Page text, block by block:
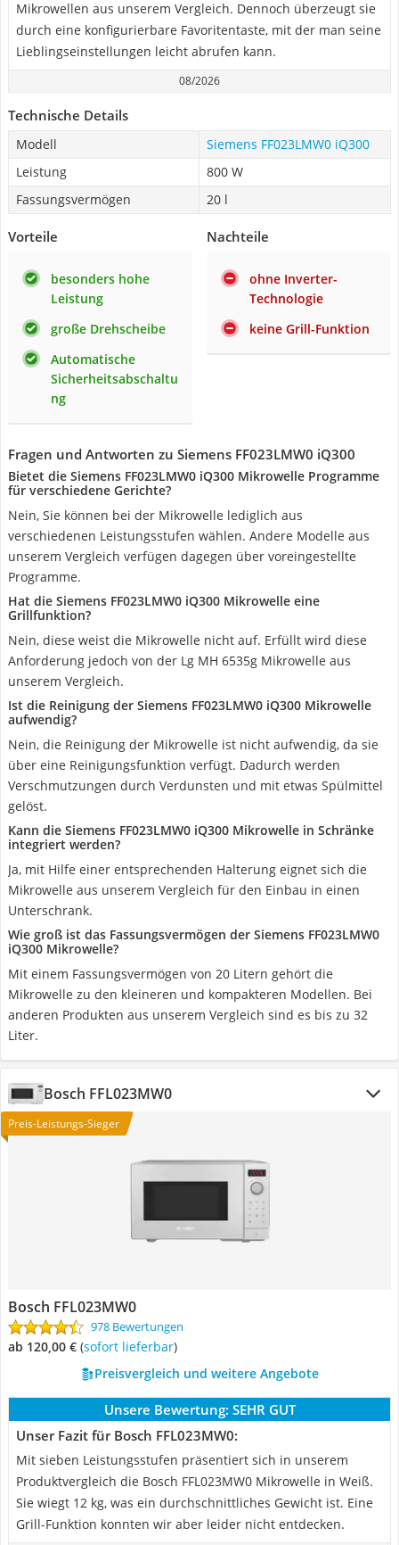
Mikrowellen aus unserem Vergleich. Dennoch überzeugt sie
durch eine konfigurierbare Favoritentaste, mit der man seine
Lieblingseinstellungen leicht abrufen kann.
08/2026
Technische Details
Modell
Siemens FF023LMW0 iQ300
Leistung
800 W
Fassungsvermögen
20 l
Vorteile
besonders hohe
Leistung
große Drehscheibe
Automatische
Sicherheitsabschaltu
ng
Nachteile
ohne Inverter-
Technologie
keine Grill-Funktion
Fragen und Antworten zu Siemens FF023LMW0 iQ300
Bietet die Siemens FF023LMW0 iQ300 Mikrowelle Programme
für verschiedene Gerichte?
Nein, Sie können bei der Mikrowelle lediglich aus
verschiedenen Leistungsstufen wählen. Andere Modelle aus
unserem Vergleich verfügen dagegen über voreingestellte
Programme.
Hat die Siemens FF023LMW0 iQ300 Mikrowelle eine
Grillfunktion?
Nein, diese weist die Mikrowelle nicht auf. Erfüllt wird diese
Anforderung jedoch von der Lg MH 6535g Mikrowelle aus
unserem Vergleich.
Ist die Reinigung der Siemens FF023LMW0 iQ300 Mikrowelle
aufwendig?
Nein, die Reinigung der Mikrowelle ist nicht aufwendig, da sie
über eine Reinigungsfunktion verfügt. Dadurch werden
Verschmutzungen durch Verdunsten und mit etwas Spülmittel
gelöst.
Kann die Siemens FF023LMW0 iQ300 Mikrowelle in Schränke
integriert werden?
Ja, mit Hilfe einer entsprechenden Halterung eignet sich die
Mikrowelle aus unserem Vergleich für den Einbau in einen
Unterschrank.
Wie groß ist das Fassungsvermögen der Siemens FF023LMW0
iQ300 Mikrowelle?
Mit einem Fassungsvermögen von 20 Litern gehört die
Mikrowelle zu den kleineren und kompakteren Modellen. Bei
anderen Produkten aus unserem Vergleich sind es bis zu 32
Liter.
Bosch FFL023MW0
Preis-Leistungs-Sieger
Bosch FFL023MW0
978 Bewertungen
ab 120,00 € ( Sofort lieferbar)
Preisvergleich und weitere Angebote
Unsere Bewertung: SEHR GUT
Unser Fazit für Bosch FFL023MW0:
Mit sieben Leistungsstufen präsentiert sich in unserem
Produktvergleich die Bosch FFL023MW0 Mikrowelle in Weiß.
Sie wiegt 12 kg, was ein durchschnittliches Gewicht ist. Eine
Grill-Funktion konnten wir aber leider nicht entdecken.